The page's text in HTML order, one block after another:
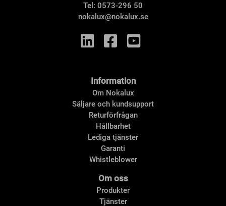
Tel: 0573-296 50
nokalux@nokalux.se
Information
Om Nokalux
Säljare och kundsupport
Returförfrågan
Hållbarhet
Lediga tjänster
Garanti
Whistleblower
Om oss
Produkter
Tjänster